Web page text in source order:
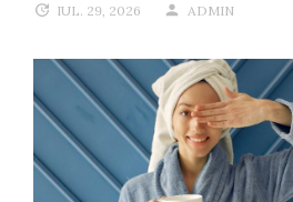
IUL. 29, 2026 ADMIN